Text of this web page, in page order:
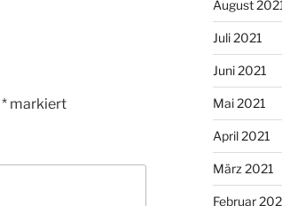
* markiert
August
Juli 2021
Juni 2021
Mai 2021
April 2021
März 2021
Februar